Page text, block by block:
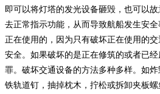
即可以将灯塔的发光设备砸毁，也可以
去正常指示功能，从而导致航船发生安
正在使用的，因为只有破坏正在使用的
安全。如果破坏的是正在修筑的或者已
罪。破坏交通设备的方法多种多样。如
铁轨道钉，抽掉枕木，拧松或拆卸夹板